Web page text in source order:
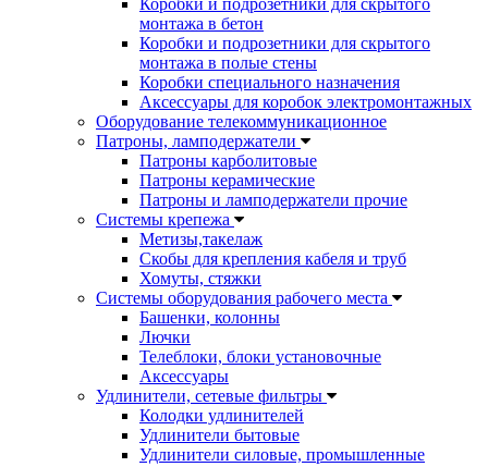
Коробки и подрозетники для скрытого
монтажа в бетон
Коробки и подрозетники для скрытого
монтажа в полые стены
Коробки специального назначения
Аксессуары для коробок электромонтажных
Оборудование телекоммуникационное
Патроны, ламподержатели
Патроны карболитовые
Патроны керамические
Патроны и ламподержатели прочие
Системы крепежа
Метизы,такелаж
Скобы для крепления кабеля и труб
Хомуты, стяжки
Системы оборудования рабочего места
Башенки, колонны
Лючки
Телеблоки, блоки установочные
Аксессуары
Удлинители, сетевые фильтры
Колодки удлинителей
Удлинители бытовые
Удлинители силовые, промышленные